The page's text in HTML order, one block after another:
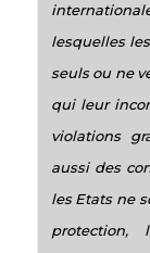
lesquelles
seuls ou ne
qui leur
violations
aussi des
les Etats ne
protection,